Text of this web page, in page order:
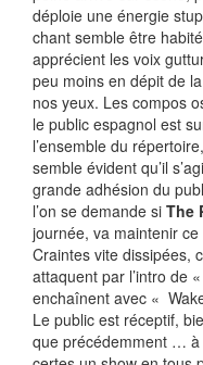
déploie une énergie
chant semble être
apprécient les voix
peu moins en dépit de
nos yeux. Les compos
le public espagnol est
l’ensemble du
semble évident qu’il
grande adhésion du
l’on se demande si The
journée, va maintenir ce
Craintes vite dissipées,
attaquent par l’intro de
enchaînent avec «
Le public est réceptif,
que précédemment … à